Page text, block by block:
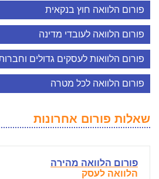
פורום הלוואה חוץ בנקאית
פורום הלוואה לעובדי מדינה
פורום הלוואות לעסקים גדולים
פורום הלוואה לכל מטרה
שאלות פורום אחרונות
פורום הלוואה מהירה
הלוואה לעסק